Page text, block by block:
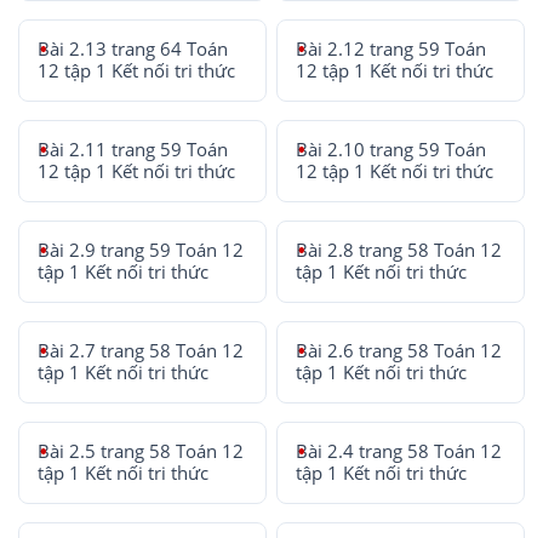
Bài 2.13 trang 64 Toán
12 tập 1 Kết nối tri thức
Bài 2.12 trang 59 Toán
12 tập 1 Kết nối tri thức
Bài 2.11 trang 59 Toán
12 tập 1 Kết nối tri thức
Bài 2.10 trang 59 Toán
12 tập 1 Kết nối tri thức
Bài 2.9 trang 59 Toán 12
tập 1 Kết nối tri thức
Bài 2.8 trang 58 Toán 12
tập 1 Kết nối tri thức
Bài 2.7 trang 58 Toán 12
tập 1 Kết nối tri thức
Bài 2.6 trang 58 Toán 12
tập 1 Kết nối tri thức
Bài 2.5 trang 58 Toán 12
tập 1 Kết nối tri thức
Bài 2.4 trang 58 Toán 12
tập 1 Kết nối tri thức